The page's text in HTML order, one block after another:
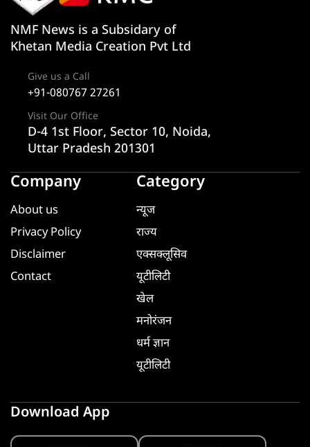
NMF News is a Subsidary of
Khetan Media Creation Pvt Ltd
Give us a Call
+91-080767 27261
Visit Our Office
D-4 1st Floor, Sector 10, Noida,
Uttar Pradesh 201301
Company
About us
Privacy Policy
Disclaimer
Contact
Category
न्यूज
राज्य
एक्सक्लूसिव
यूटीलिटी
खेल
मनोरंजन
धर्म ज्ञान
यूटीलिटी
Download App